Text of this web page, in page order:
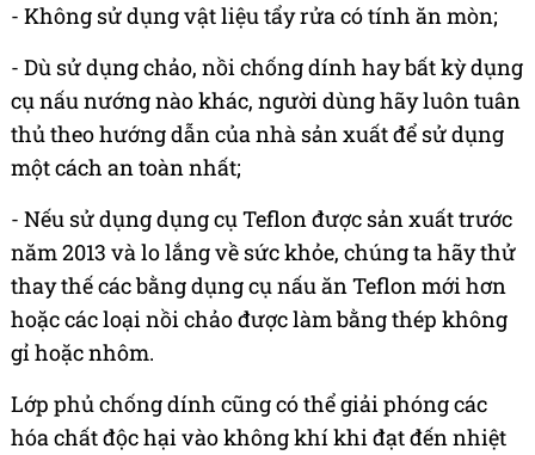
- Không sử dụng vật liệu tẩy rửa có tính ăn mòn;
- Dù sử dụng chảo, nồi chống dính hay bất kỳ dụng
cụ nấu nướng nào khác, người dùng hãy luôn tuân
thủ theo hướng dẫn của nhà sản xuất để sử dụng
một cách an toàn nhất;
- Nếu sử dụng dụng cụ Teflon được sản xuất trước
năm 2013 và lo lắng về sức khỏe, chúng ta hãy thử
thay thế các bằng dụng cụ nấu ăn Teflon mới hơn
hoặc các loại nồi chảo được làm bằng thép không
gỉ hoặc nhôm.
Lớp phủ chống dính cũng có thể giải phóng các
hóa chất độc hại vào không khí khi đạt đến nhiệt